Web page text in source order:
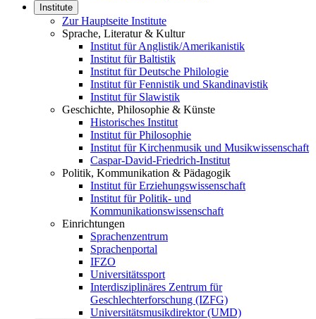
Institute
Zur Hauptseite Institute
Sprache, Literatur & Kultur
Institut für Anglistik/Amerikanistik
Institut für Baltistik
Institut für Deutsche Philologie
Institut für Fennistik und Skandinavistik
Institut für Slawistik
Geschichte, Philosophie & Künste
Historisches Institut
Institut für Philosophie
Institut für Kirchenmusik und Musikwissenschaft
Caspar-David-Friedrich-Institut
Politik, Kommunikation & Pädagogik
Institut für Erziehungswissenschaft
Institut für Politik- und
Kommunikationswissenschaft
Einrichtungen
Sprachenzentrum
Sprachenportal
IFZO
Universitätssport
Interdisziplinäres Zentrum für
Geschlechterforschung (IZFG)
Universitätsmusikdirektor (UMD)